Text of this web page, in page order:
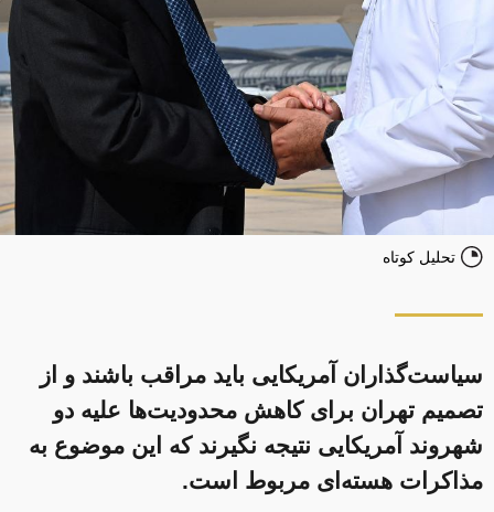
تحلیل کوتاه
سیاست‌گذاران آمریکایی باید مراقب باشند و از
تصمیم تهران برای کاهش محدودیت‌ها علیه دو
شهروند آمریکایی نتیجه نگیرند که این موضوع به
مذاکرات هسته‌ای مربوط است.